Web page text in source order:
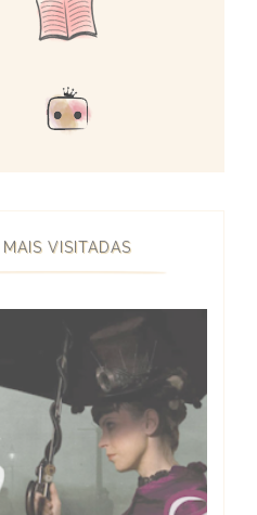
MAIS VISITADAS